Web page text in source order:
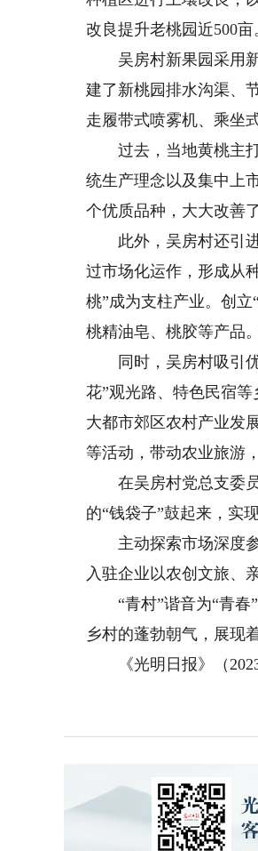
改良提升老桃园近500亩
吴房村新果园采用新
建了新桃园排水沟渠、
走履带式喷雾机、乘坐
过去，当地黄桃主打
统生产理念以及集中上
个优质品种，大大改善
此外，吴房村还引进
过市场化运作，形成从
桃”成为支柱产业。创
桃精油皂、桃胶等产品
同时，吴房村吸引优
花”观光路、特色民宿
大都市郊区农村产业发
等活动，带动农业旅游
在吴房村党总支委员
的“钱袋子”鼓起来，实
主动探索市场深度参
入驻企业以农创文旅、
“青村”谐音为“青春”
乡村的蓬勃朝气，展现
《光明日报》（2023